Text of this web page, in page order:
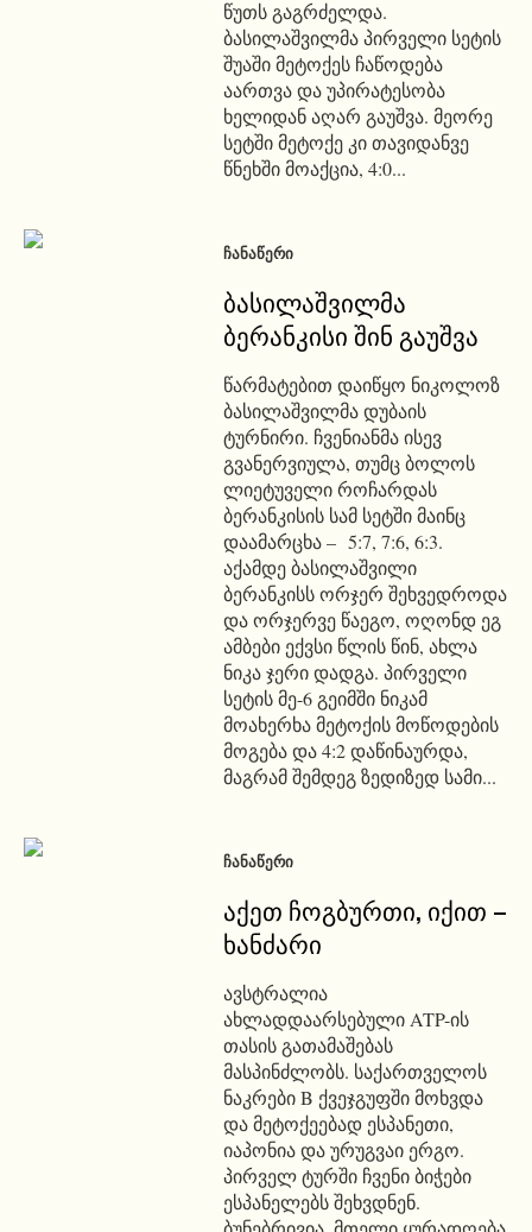
წუთს გაგრძელდა.
ბასილაშვილმა პირველი სეტის
შუაში მეტოქეს ჩაწოდება
აართვა და უპირატესობა
ხელიდან აღარ გაუშვა. მეორე
სეტში მეტოქე კი თავიდანვე
წნეხში მოაქცია, 4:0...
ᲩᲐᲜᲐᲬᲔᲠᲘ
ბასილაშვილმა
ბერანკისი შინ გაუშვა
წარმატებით დაიწყო ნიკოლოზ
ბასილაშვილმა დუბაის
ტურნირი. ჩვენიანმა ისევ
გვანერვიულა, თუმც ბოლოს
ლიეტუველი როჩარდას
ბერანკისის სამ სეტში მაინც
დაამარცხა – 5:7, 7:6, 6:3.
აქამდე ბასილაშვილი
ბერანკისს ორჯერ შეხვედროდა
და ორჯერვე წაეგო, ოღონდ ეგ
ამბები ექვსი წლის წინ, ახლა
ნიკა ჯერი დადგა. პირველი
სეტის მე-6 გეიმში ნიკამ
მოახერხა მეტოქის მოწოდების
მოგება და 4:2 დაწინაურდა,
მაგრამ შემდეგ ზედიზედ სამი...
ᲩᲐᲜᲐᲬᲔᲠᲘ
აქეთ ჩოგბურთი, იქით –
ხანძარი
ავსტრალია
ახლადდაარსებული ATP-ის
თასის გათამაშებას
მასპინძლობს. საქართველოს
ნაკრები B ქვეჯგუფში მოხვდა
და მეტოქეებად ესპანეთი,
იაპონია და ურუგვაი ერგო.
პირველ ტურში ჩვენი ბიჭები
ესპანელებს შეხვდნენ.